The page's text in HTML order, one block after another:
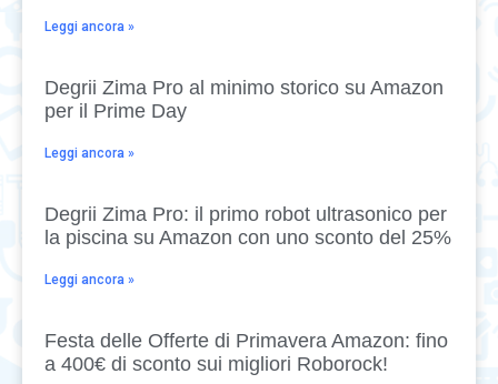
Leggi ancora »
Degrii Zima Pro al minimo storico su Amazon
per il Prime Day
Leggi ancora »
Degrii Zima Pro: il primo robot ultrasonico per
la piscina su Amazon con uno sconto del 25%
Leggi ancora »
Festa delle Offerte di Primavera Amazon: fino
a 400€ di sconto sui migliori Roborock!